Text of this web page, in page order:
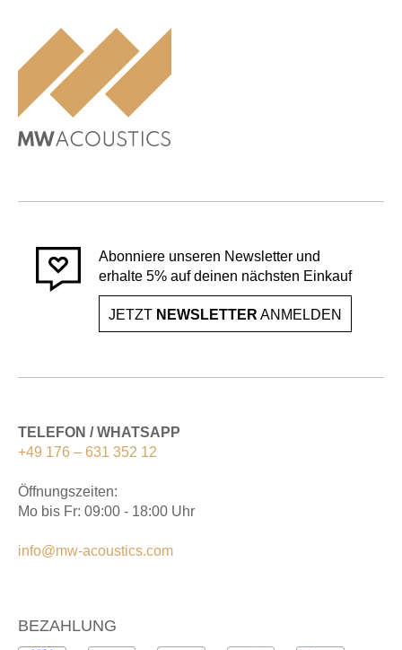
Abonniere unseren Newsletter und
erhalte 5% auf deinen nächsten Einkauf
JETZT NEWSLETTER ANMELDEN
TELEFON / WHATSAPP
+49 176 – 631 352 12
Öffnungszeiten:
Mo bis Fr: 09:00 - 18:00 Uhr
info@mw-acoustics.com
BEZAHLUNG